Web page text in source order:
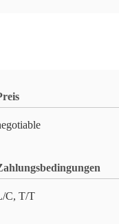
C, T/T